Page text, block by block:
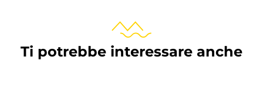
Ti potrebbe interessare anche